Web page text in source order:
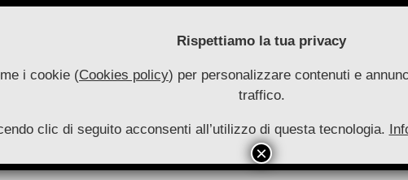
Autonomie
Primary
Navigation
COLLANA ARCHIVIO
Rispettiamo la tua privacy
i cookie (Cookies policy) per personalizzare contenuti e
traffico.
clic di seguito acconsenti all’utilizzo di questa tecnologia.